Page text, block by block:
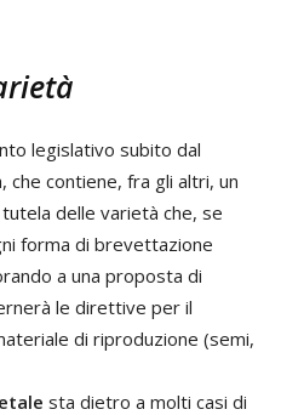
legislativo subito dal
che contiene, fra gli altri, un
delle varietà che, se
forma di brevettazione
a una proposta di
le direttive per il
di riproduzione (semi,
sta dietro a molti casi di